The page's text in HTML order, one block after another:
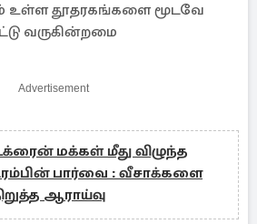
உள்ள தூதரகங்களை மூடவே
வருகின்றமை
Advertisement
மக்கள் மீது விழுந்த
பார்வை : வீசாக்களை
ஆராய்வு